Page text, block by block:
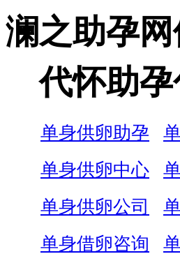
澜之助孕
代怀助
单身供卵助孕
单身供卵中心
单身供卵公司
单身借卵咨询